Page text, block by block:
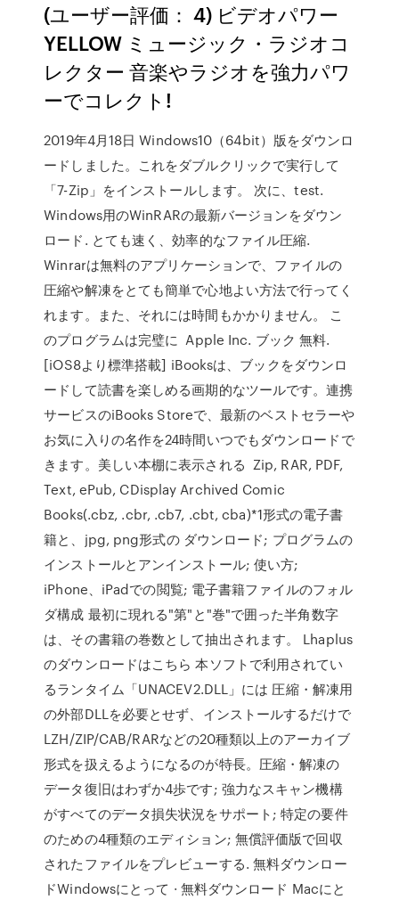
(ユーザー評価： 4) ビデオパワー
YELLOW ミュージック・ラジオコ
レクター 音楽やラジオを強力パワ
ーでコレクト!
2019年4月18日 Windows10（64bit）版をダウンロ
ードしました。これをダブルクリックで実行して
「7-Zip」をインストールします。 次に、test.
Windows用のWinRARの最新バージョンをダウン
ロード. とても速く、効率的なファイル圧縮.
Winrarは無料のアプリケーションで、ファイルの
圧縮や解凍をとても簡単で心地よい方法で行ってく
れます。また、それには時間もかかりません。 こ
のプログラムは完璧に Apple Inc. ブック 無料.
[iOS8より標準搭載] iBooksは、ブックをダウンロ
ードして読書を楽しめる画期的なツールです。連携
サービスのiBooks Storeで、最新のベストセラーや
お気に入りの名作を24時間いつでもダウンロードで
きます。美しい本棚に表示される Zip, RAR, PDF,
Text, ePub, CDisplay Archived Comic
Books(.cbz, .cbr, .cb7, .cbt, cba)*1形式の電子書
籍と、jpg, png形式の ダウンロード; プログラムの
インストールとアンインストール; 使い方;
iPhone、iPadでの閲覧; 電子書籍ファイルのフォル
ダ構成 最初に現れる"第"と"巻"で囲った半角数字
は、その書籍の巻数として抽出されます。 Lhaplus
のダウンロードはこちら 本ソフトで利用されてい
るランタイム「UNACEV2.DLL」には 圧縮・解凍用
の外部DLLを必要とせず、インストールするだけで
LZH/ZIP/CAB/RARなどの20種類以上のアーカイブ
形式を扱えるようになるのが特長。圧縮・解凍の
データ復旧はわずか4歩です; 強力なスキャン機構
がすべてのデータ損失状況をサポート; 特定の要件
のための4種類のエディション; 無償評価版で回収
されたファイルをプレビューする. 無料ダウンロー
ドWindowsにとって · 無料ダウンロード Macにと